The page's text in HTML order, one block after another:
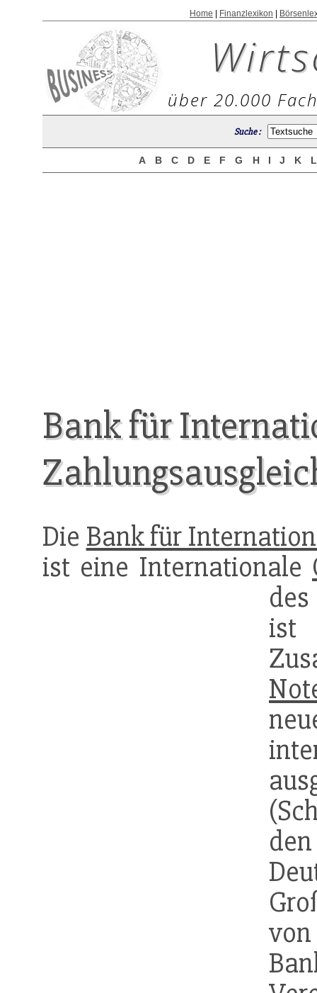
Home Finanzlexikon
über 20.000
Suche :
A B C D E F G H I J K
Bank für
Die Bank für
ist eine Internationale
ist